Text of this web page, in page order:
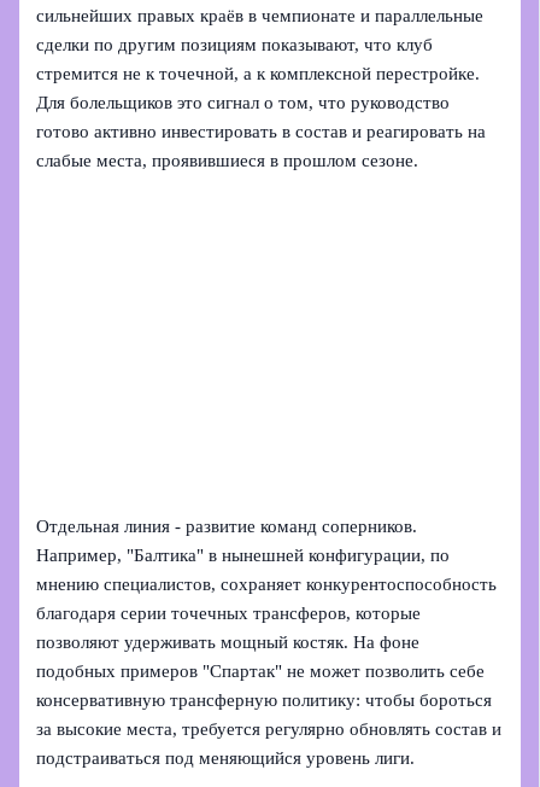
сильнейших правых краёв в чемпионате и параллельные
сделки по другим позициям показывают, что клуб
стремится не к точечной, а к комплексной перестройке.
Для болельщиков это сигнал о том, что руководство
готово активно инвестировать в состав и реагировать на
слабые места, проявившиеся в прошлом сезоне.
Отдельная линия - развитие команд соперников.
Например, "Балтика" в нынешней конфигурации, по
мнению специалистов, сохраняет конкурентоспособность
благодаря серии точечных трансферов, которые
позволяют удерживать мощный костяк. На фоне
подобных примеров "Спартак" не может позволить себе
консервативную трансферную политику: чтобы бороться
за высокие места, требуется регулярно обновлять состав и
подстраиваться под меняющийся уровень лиги.